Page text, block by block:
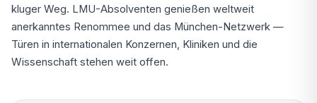
kluger Weg. LMU-Absolventen genießen weltweit
anerkanntes Renommee und das München-Netzwerk —
Türen in internationalen Konzernen, Kliniken und die
Wissenschaft stehen weit offen.